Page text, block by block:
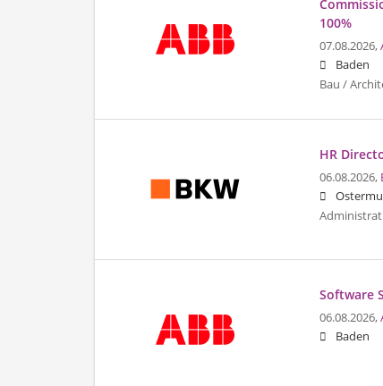
100%
07.08.2026,
Baden
Bau /
HR
06.08.2026,
Software
06.08.2026,
Baden